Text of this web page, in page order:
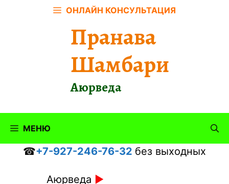
ОНЛАЙН КОНСУЛЬТАЦИЯ
Пранава
Шамбари
Аюрведа
МЕНЮ
☎+7-927-246-76-32 без выходных
Аюрведа ►